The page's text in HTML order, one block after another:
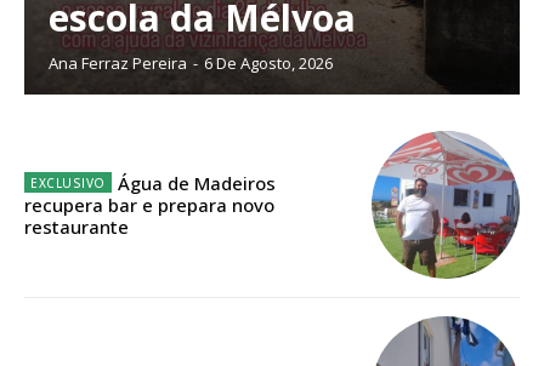
Escolha o plano
ASSINATURA
DIGITAL ANUAL
escola da Mélvoa
Ana Ferraz Pereira - 6 De Agosto, 2026
Água de Madeiros
recupera bar e prepara novo
restaurante